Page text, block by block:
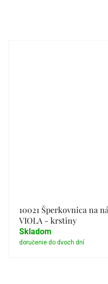
10021 Šperkovnica na
VIOLA - krstiny
Skladom